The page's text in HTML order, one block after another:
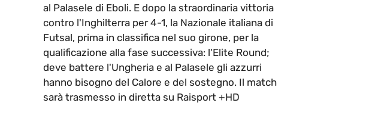
al Palasele di Eboli. E dopo la straordinaria vittoria
contro l'Inghilterra per 4-1, la Nazionale italiana di
Futsal, prima in classifica nel suo girone, per la
qualificazione alla fase successiva: l'Elite Round;
deve battere l'Ungheria e al Palasele gli azzurri
hanno bisogno del Calore e del sostegno. Il match
sarà trasmesso in diretta su Raisport +HD